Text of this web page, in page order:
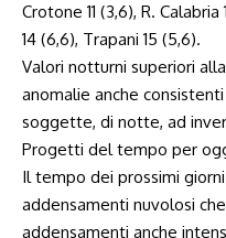
Crotone 11 (3,6), R. Calabria
14 (6,6), Trapani 15 (5,6).
Valori notturni superiori
anomalie anche
soggette, di notte, ad
Progetti del tempo per
Il tempo dei prossimi
addensamenti nuvolosi
addensamenti anche